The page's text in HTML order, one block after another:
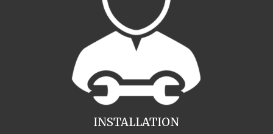
INSTALLATION